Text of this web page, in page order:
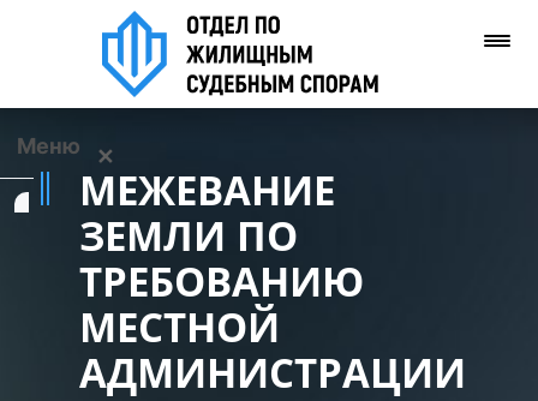
Меню ✕
МЕЖЕВАНИЕ
ЗЕМЛИ ПО
ТРЕБОВАНИЮ
МЕСТНОЙ
АДМИНИСТРАЦИИ